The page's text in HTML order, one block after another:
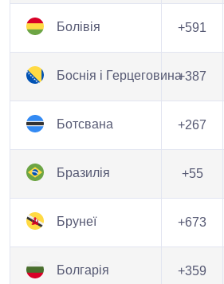
Болівія +591
Боснія і Герцеговина+387
Ботсвана +267
Бразилія +55
Брунеї +673
Болгарія +359